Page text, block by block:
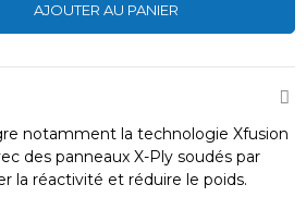
AJOUTER AU PANIER
notamment la technologie Xfusion
des panneaux X-Ply soudés par
la réactivité et réduire le poids.